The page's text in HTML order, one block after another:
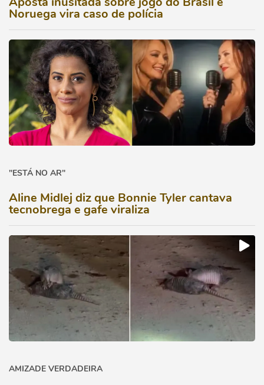
Noruega vira caso de polícia
"ESTÁ NO AR"
Aline Midlej diz que Bonnie Tyler cantava
tecnobrega e gafe viraliza
AMIZADE VERDADEIRA